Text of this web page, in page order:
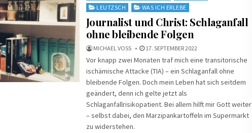
LEUTZSCH
WAS ICH ERLEBE
Journalist und Christ: Schlaganfall
ohne bleibende Folgen
MICHAEL VOSS 17. SEPTEMBER 2022
Vor knapp zwei Monaten traf mich eine transitorische
ischämische Attacke (TIA) – ein Schlaganfall ohne
bleibende Folgen. Doch mein Leben hat sich seitdem
geändert, denn ich gelte jetzt als
Schlaganfallrisikopatient. Bei allem hilft mir Gott weiter
– selbst dabei, den Marzipankartoffeln im Supermarkt
zu widerstehen.